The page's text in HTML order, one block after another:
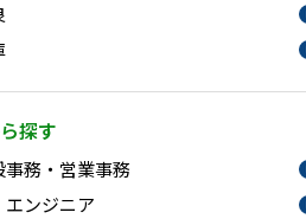
探す
事務・営業事務
エンジニア